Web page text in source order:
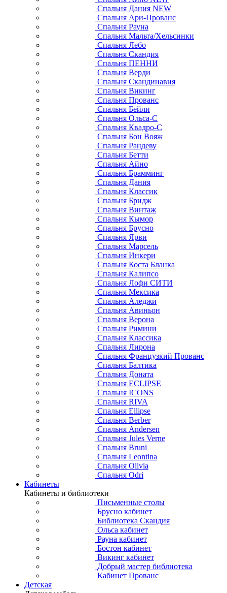
Спальня Дания NEW
Спальня Ари-Прованс
Спальня Рауна
Спальня Мальта/Хельсинки
Спальня Лебо
Спальня Скандия
Спальня ПЕННИ
Спальня Верди
Спальня Скандинавия
Спальня Викинг
Спальня Прованс
Спальня Бейли
Спальня Ольса-С
Спальня Квадро-С
Спальня Бон Вояж
Спальня Рандеву
Спальня Бетти
Спальня Айно
Спальня Брамминг
Спальня Дания
Спальня Классик
Спальня Бридж
Спальня Винтаж
Спальня Кымор
Спальня Брусно
Спальня Ярви
Спальня Марсель
Спальня Инкери
Спальня Коста Бланка
Спальня Калипсо
Спальня Лофи СИТИ
Спальня Мексика
Спальня Аледжи
Спальня Авиньон
Спальня Верона
Спальня Римини
Спальня Классика
Спальня Лирона
Спальня Французкий Прованс
Спальня Балтика
Спальня Доната
Спальня ECLIPSE
Спальня ICONS
Спальня RIVA
Спальня Ellipse
Спальня Berber
Спальня Andersen
Спальня Jules Verne
Спальня Bruni
Спальня Leontina
Спальня Olivia
Спальня Odri
Кабинеты
Кабинеты и библиотеки
Письменные столы
Брусно кабинет
Библиотека Скандия
Ольса кабинет
Рауна кабинет
Бостон кабинет
Викинг кабинет
Добрый мастер библиотека
Кабинет Прованс
Детская